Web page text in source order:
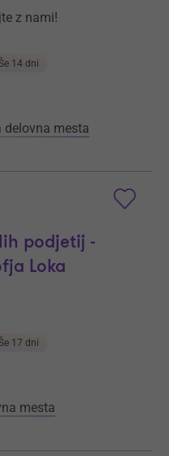
z nami!
14 dni
delovna mesta
podjetij -
Loka
17 dni
mesta